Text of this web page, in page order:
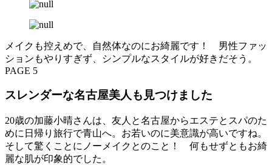
メイクも控えめで、自然体なのにお綺麗です！ 男性ファッ
ションもやりすぎず、シンプルなスタイルが好きだそう。
PAGE 5
スレンダーな名古屋美人も見つけました
20歳の加藤小晴さんは、友人と名古屋からエステとスパのた
めに日帰り旅行で青山へ。お若いのに美意識が高いですね。
そして驚くことにノーメイクとのこと！ 何もせずともお綺
麗な肌が印象的でした。